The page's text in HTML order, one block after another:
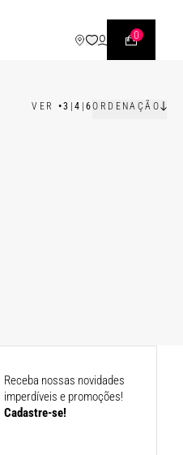
0
VER •3 |4 | 6ORDENAÇÃO
Receba nossas novidades
imperdíveis e promoções!
Cadastre-se!